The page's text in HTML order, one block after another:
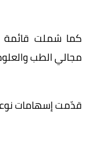
كما شملت قائمة
مجالي الطب
قدّمت إسهامات